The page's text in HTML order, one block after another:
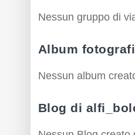
Nessun gruppo di
Album
Nessun album
Blog di